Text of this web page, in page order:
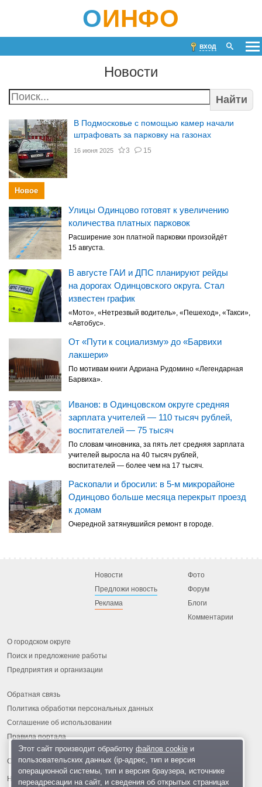
ОИНФО
вход
Новости
Найти
В Подмосковье с помощью камер начали
штрафовать за парковку на газонах
16 июня 2025 3 15
Новое
Улицы Одинцово готовят к увеличению
количества платных парковок
Расширение зон платной парковки произойдёт
15 августа.
В августе ГАИ и ДПС планируют рейды
на дорогах Одинцовского округа. Стал
известен график
«Мото», «Нетрезвый водитель», «Пешеход», «Такси»,
«Автобус».
От «Пути к социализму» до «Барвихи
лакшери»
По мотивам книги Адриана Рудомино «Легендарная
Барвиха».
Иванов: в Одинцовском округе средняя
зарплата учителей — 110 тысяч рублей,
воспитателей — 75 тысяч
По словам чиновника, за пять лет средняя зарплата
учителей выросла на 40 тысяч рублей,
воспитателей — более чем на 17 тысяч.
Раскопали и бросили: в 5-м микрорайоне
Одинцово больше месяца перекрыт проезд
к домам
Очередной затянувшийся ремонт в городе.
Новости
Предложи новость
Реклама
Фото
Форум
Блоги
Комментарии
О городском округе
Поиск и предложение работы
Предприятия и организации
Обратная связь
Политика обработки персональных данных
Соглашение об использовании
Правила портала
На информационном ресурсе применяются рекомендательные
Этот сайт производит обработку файлов cookieи
пользовательских данных (ip-адрес, тип и версия
операционной системы, тип и версия браузера, источнике
переадресации на сайт, и сведения об открытых страницах